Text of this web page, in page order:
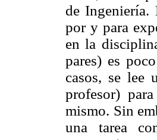
de Ingeniería.
por y para
en la
pares) es
casos, se lee
profesor)
mismo. Sin
una tarea